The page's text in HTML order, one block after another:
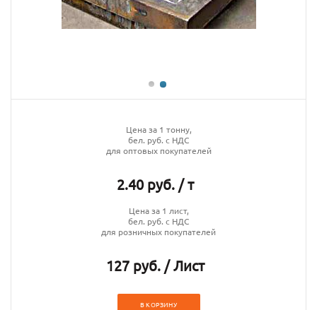
Цена за 1 тонну,
бел. руб. с НДС
для оптовых покупателей
2.40 руб. / т
Цена за 1 лист,
бел. руб. с НДС
для розничных покупателей
127 руб. / Лист
В КОРЗИНУ